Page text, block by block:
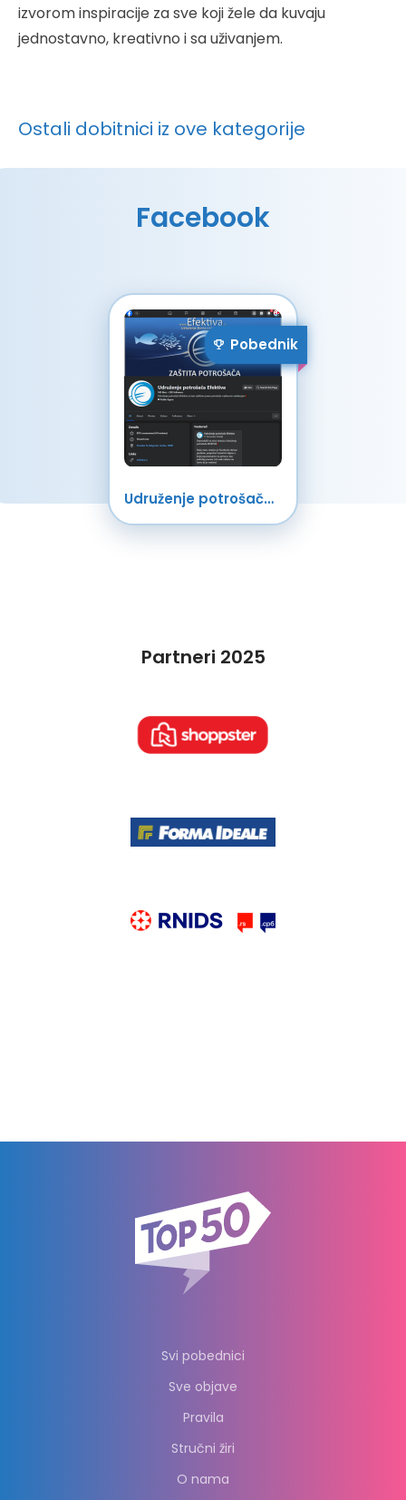
izvorom inspiracije za sve koji žele da kuvaju
jednostavno, kreativno i sa uživanjem.
Ostali dobitnici iz ove kategorije
Facebook
Pobednik
Udruženje potrošača Efektiva
Partneri 2025
Svi pobednici
Sve objave
Pravila
Stručni žiri
O nama